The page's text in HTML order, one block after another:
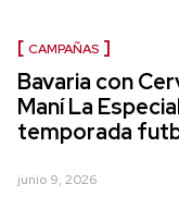
CAMPAÑAS
Bavaria con
Maní La
temporada
junio 9, 2026